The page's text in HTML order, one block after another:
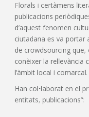
Florals i certàmens
publicacions
d’aquest fenomen
ciutadana es va portar
de crowdsourcing que,
conèixer la rellevància
l’àmbit local i comarcal.
Han col•laborat en el
entitats, publicacions”: